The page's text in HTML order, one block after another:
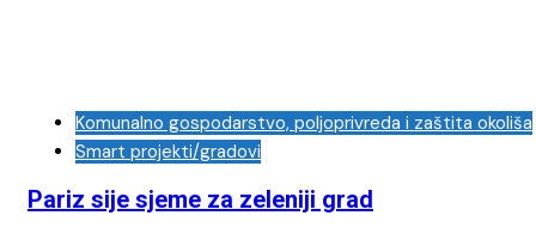
Komunalno gospodarstvo, poljoprivreda i zaštita okoliša
Smart projekti/gradovi
Pariz sije sjeme za zeleniji grad